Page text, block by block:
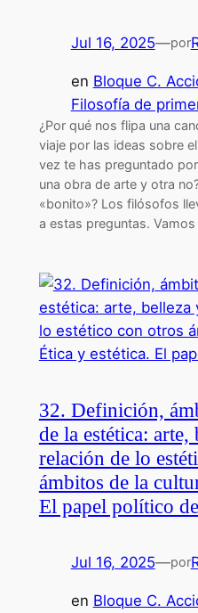
Jul 16, 2025—por
en Bloque C.
Filosofía de
¿Por qué nos flipa una
viaje por las ideas sobre
vez te has preguntado
una obra de arte y otra
«bonito»? Los filósofos
a estas preguntas.
32. Definición,
de la estética:
relación de lo
ámbitos de la
El papel político
Jul 16, 2025—por
en Bloque C.